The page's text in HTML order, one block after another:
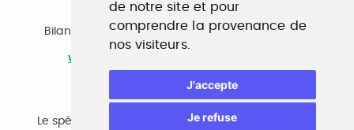
de notre site et pour
comprendre la provenance de
nos visiteurs.
J'accepte
Je refuse
Accompagnement professionnel
Bilan de compétences, coaching, techniques de
recherche d'emploi, entretien conseil.
www.profilculture-competences.com
Le spécialiste du secteur culturel, une cvthèque de